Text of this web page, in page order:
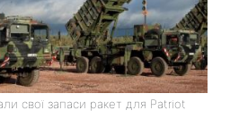
свої запаси ракет для Patriot